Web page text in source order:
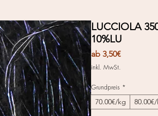
LUCCIOLA
10%LU
ab 3,50€Sale-
inkl. MwSt.
Grundpreis *
70.00€/kg